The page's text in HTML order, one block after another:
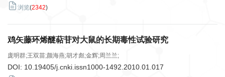
浏览(2342)
鸡矢藤环烯醚萜苷对大鼠的长期毒性试验研究
庞明群;王双苗;颜海燕;胡才彪;金辉;周兰兰;
DOI: 10.19405/j.cnki.issn1000-1492.2010.01.017